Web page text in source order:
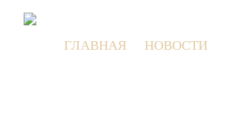
ГЛАВНАЯ НОВОСТИ